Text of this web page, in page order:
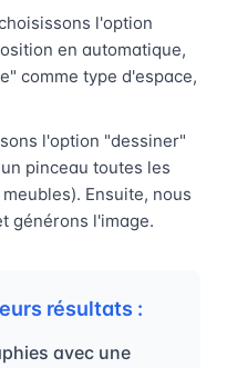
l'option
en automatique,
comme type d'espace,
l'option "dessiner"
pinceau toutes les
Ensuite, nous
générons l'image.
résultats :
avec une